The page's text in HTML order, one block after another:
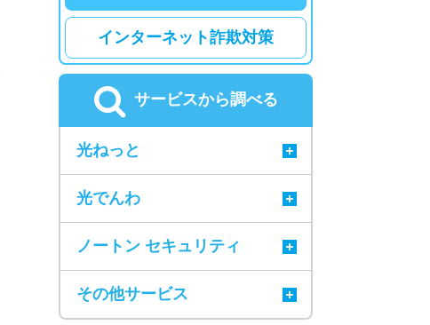
インターネット詐欺対策
サービスから調べる
光ねっと
光でんわ
ノートン セキュリティ
その他サービス